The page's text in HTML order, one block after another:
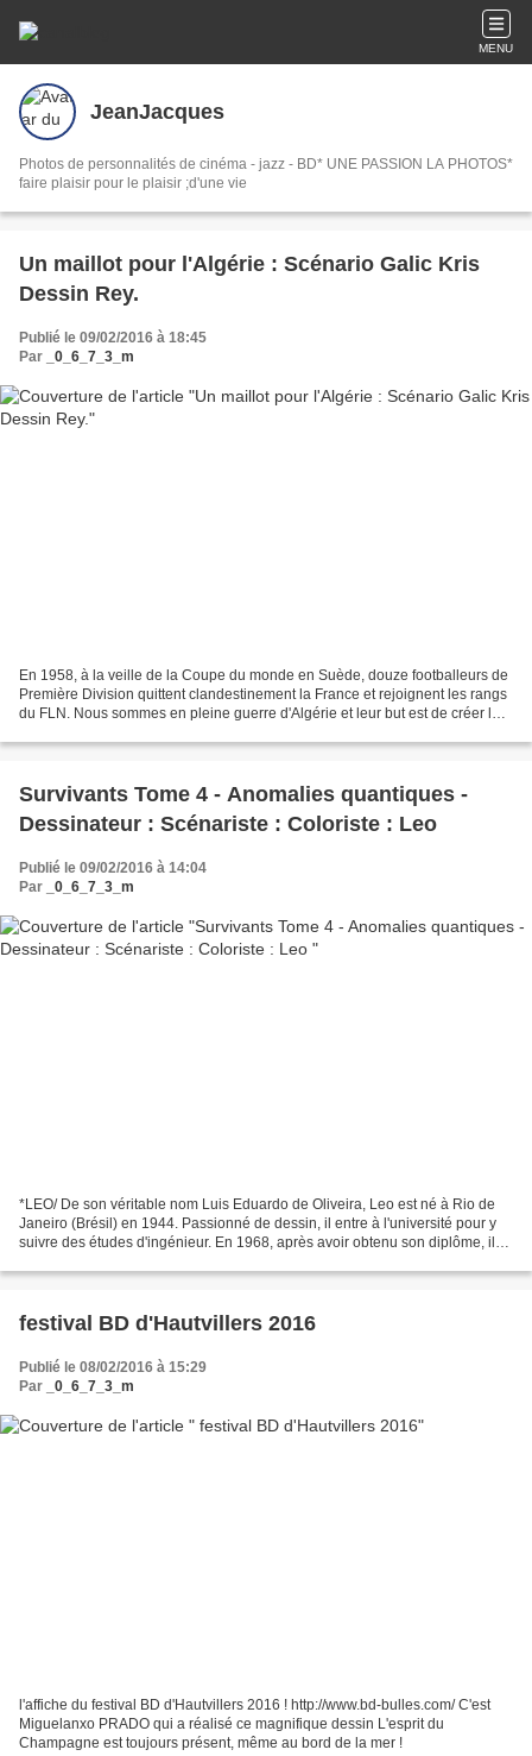
MENU
JeanJacques
Photos de personnalités de cinéma - jazz - BD* UNE PASSION LA PHOTOS*
faire plaisir pour le plaisir ;d'une vie
Un maillot pour l'Algérie : Scénario Galic Kris
Dessin Rey.
Publié le 09/02/2016 à 18:45
Par
_0_6_7_3_m
En 1958, à la veille de la Coupe du monde en Suède, douze footballeurs de
Première Division quittent clandestinement la France et rejoignent les rangs
du FLN. Nous sommes en pleine guerre d'Algérie et leur but est de créer la
Survivants Tome 4 - Anomalies quantiques -
Dessinateur : Scénariste : Coloriste : Leo
Publié le 09/02/2016 à 14:04
Par
_0_6_7_3_m
*LEO/ De son véritable nom Luis Eduardo de Oliveira, Leo est né à Rio de
Janeiro (Brésil) en 1944. Passionné de dessin, il entre à l'université pour y
suivre des études d'ingénieur. En 1968, après avoir obtenu son diplôme, il
festival BD d'Hautvillers 2016
Publié le 08/02/2016 à 15:29
Par
_0_6_7_3_m
l'affiche du festival BD d'Hautvillers 2016 ! http://www.bd-bulles.com/ C'est
Miguelanxo PRADO qui a réalisé ce magnifique dessin L'esprit du
Champagne est toujours présent, même au bord de la mer !